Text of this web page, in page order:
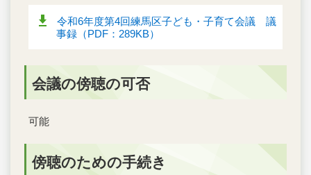
令和6年度第4回練馬区子ども・子育て会議 議
事録（PDF：289KB）
会議の傍聴の可否
可能
傍聴のための手続き